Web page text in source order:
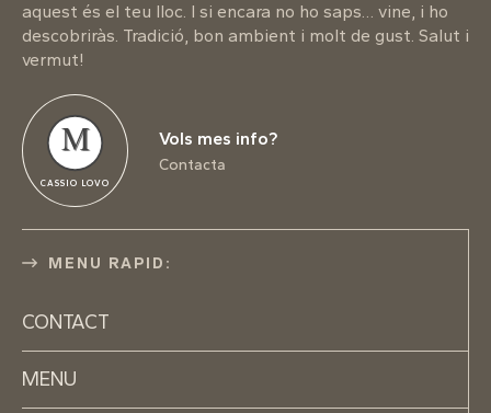
aquest és el teu lloc. I si encara no ho saps… vine, i ho
descobriràs. Tradició, bon ambient i molt de gust. Salut i
vermut!
M
CASSIO LOVO
Vols mes info?
Contacta
MENU RAPID:
CONTACT
MENU